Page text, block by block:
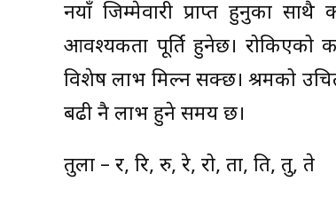
नयाँ जिम्मेवारी प्राप्त हुनुका
आवश्यकता पूर्ति हुनेछ। रोकिएको
विशेष लाभ मिल्न सक्छ। श्रमको
बढी नै लाभ हुने समय छ।
तुला – र, रि, रु, रे, रो, ता, ति, तु, ते